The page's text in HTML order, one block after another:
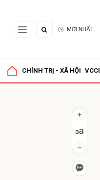
MỚI NHẤT
CHÍNH TRỊ - XÃ HỘI VCCI